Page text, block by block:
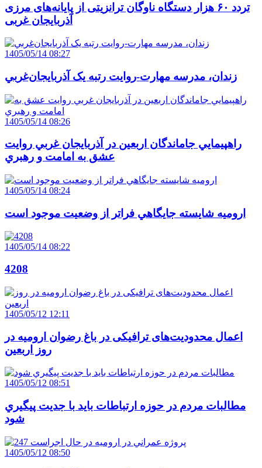
تردد ۶۰ هزار دستگاه ناوگان ترانزیتی از پایانه‌های مرزی
آذربایجان ‌غربی
1405/05/14 08:27
زندان، مدرسه مهارت-روايت رتبه يک آذربايجان‌غربي
1405/05/14 08:26
راهپيمايي جاماندگان اربعين در آذربايجان غربي روايت
عشق به امامت و رهبري
1405/05/14 08:24
اروميه شايسته جايگاهي فراتر از وضعيت موجود است
1405/05/14 08:22
4208
1405/05/12 12:11
اعمال محدودیت‌های ترافیکی در باغ رضوان ارومیه در
روز اربعین
1405/05/12 08:51
مطالبات مردم در حوزه ارتباطات بايد با جديت پيگيري
شود
1405/05/12 08:50